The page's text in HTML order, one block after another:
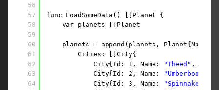
56
57
58
59
60
61
62
63
64
func LoadSomeData() []Planet {
var planets []Planet
planets = append(planets, Planet{Name:
Cities: []City{
City{Id: 1, Name:
"Theed" ,
City{Id: 2, Name:
"Umberbool
City{Id: 3, Name:
"Spinnaker"